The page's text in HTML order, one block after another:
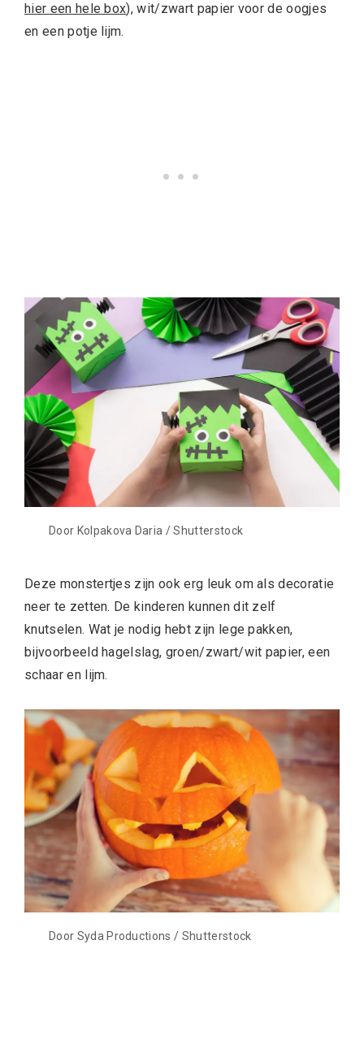
hier een hele box), wit/zwart papier voor de oogjes
en een potje lijm.
Door Kolpakova Daria / Shutterstock
Deze monstertjes zijn ook erg leuk om als decoratie
neer te zetten. De kinderen kunnen dit zelf
knutselen. Wat je nodig hebt zijn lege pakken,
bijvoorbeeld hagelslag, groen/zwart/wit papier, een
schaar en lijm.
Door Syda Productions / Shutterstock